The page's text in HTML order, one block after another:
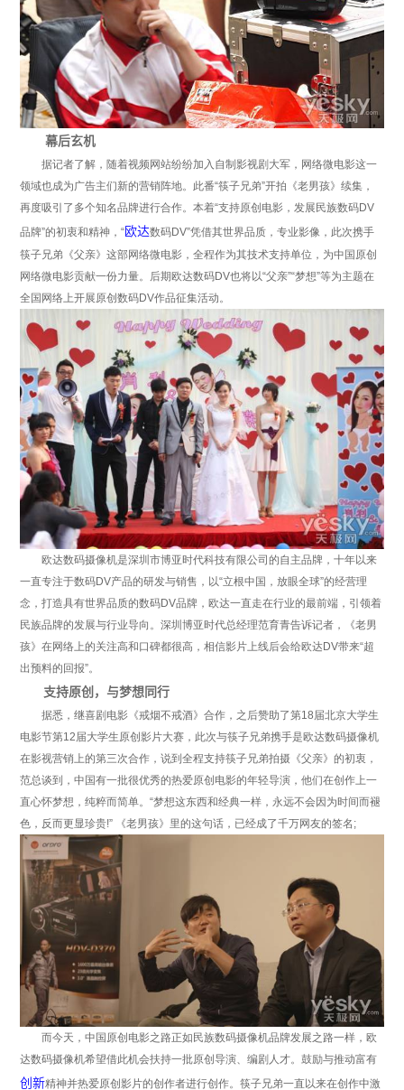
幕后玄机
据记者了解，随着视频网站纷纷加入自制影视剧大军，网络微电影这一
领域也成为广告主们新的营销阵地。此番“筷子兄弟”开拍《老男孩》续集，
再度吸引了多个知名品牌进行合作。本着“支持原创电影，发展民族数码DV
品牌”的初衷和精神，“欧达数码DV”凭借其世界品质，专业影像，此次携手
筷子兄弟《父亲》这部网络微电影，全程作为其技术支持单位，为中国原创
网络微电影贡献一份力量。后期欧达数码DV也将以“父亲”“梦想”等为主题在
全国网络上开展原创数码DV作品征集活动。
欧达数码摄像机是深圳市博亚时代科技有限公司的自主品牌，十年以来
一直专注于数码DV产品的研发与销售，以“立根中国，放眼全球”的经营理
念，打造具有世界品质的数码DV品牌，欧达一直走在行业的最前端，引领着
民族品牌的发展与行业导向。深圳博亚时代总经理范育青告诉记者，《老男
孩》在网络上的关注高和口碑都很高，相信影片上线后会给欧达DV带来“超
出预料的回报”。
支持原创，与梦想同行
据悉，继喜剧电影《戒烟不戒酒》合作，之后赞助了第18届北京大学生
电影节第12届大学生原创影片大赛，此次与筷子兄弟携手是欧达数码摄像机
在影视营销上的第三次合作，说到全程支持筷子兄弟拍摄《父亲》的初衷，
范总谈到，中国有一批很优秀的热爱原创电影的年轻导演，他们在创作上一
直心怀梦想，纯粹而简单。“梦想这东西和经典一样，永远不会因为时间而褪
色，反而更显珍贵!” 《老男孩》里的这句话，已经成了千万网友的签名;
而今天，中国原创电影之路正如民族数码摄像机品牌发展之路一样，欧
达数码摄像机希望借此机会扶持一批原创导演、编剧人才。鼓励与推动富有
创新精神并热爱原创影片的创作者进行创作。筷子兄弟一直以来在创作中激